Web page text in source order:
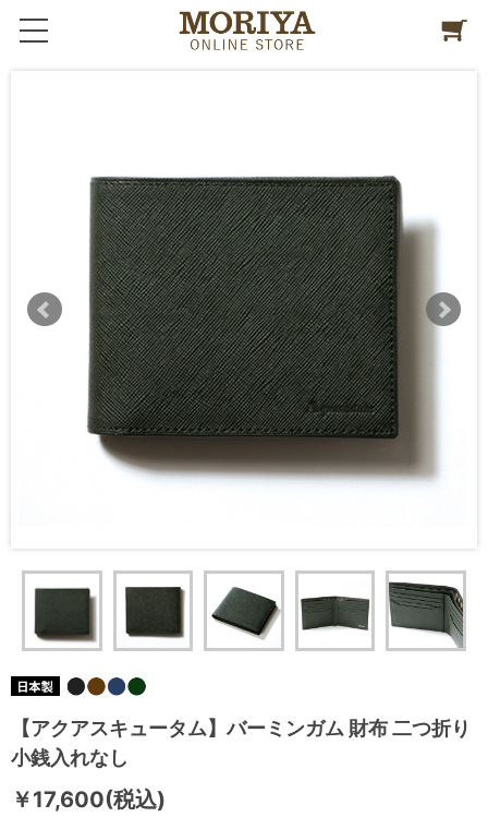
【アクアスキュータム】バーミンガム 財布 二つ折り
小銭入れなし
￥17,600(税込)